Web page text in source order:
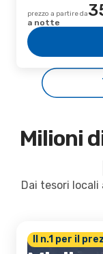
prezzo a partire da
a notte
Milioni
Dai tesori
Il n.1 per il